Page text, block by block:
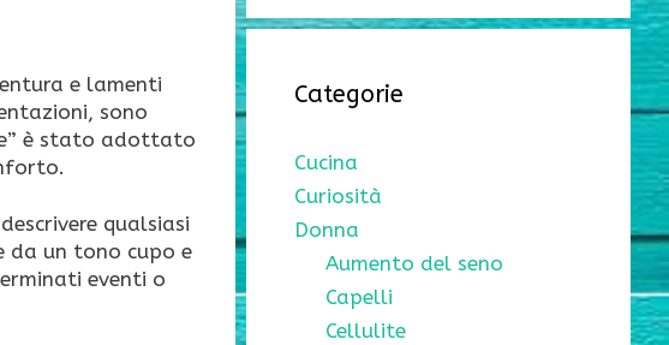
e lamenti
sono
è stato adottato
qualsiasi
da un tono cupo e
eventi o
Categorie
Cucina
Curiosità
Donna
Aumento del seno
Capelli
Cellulite